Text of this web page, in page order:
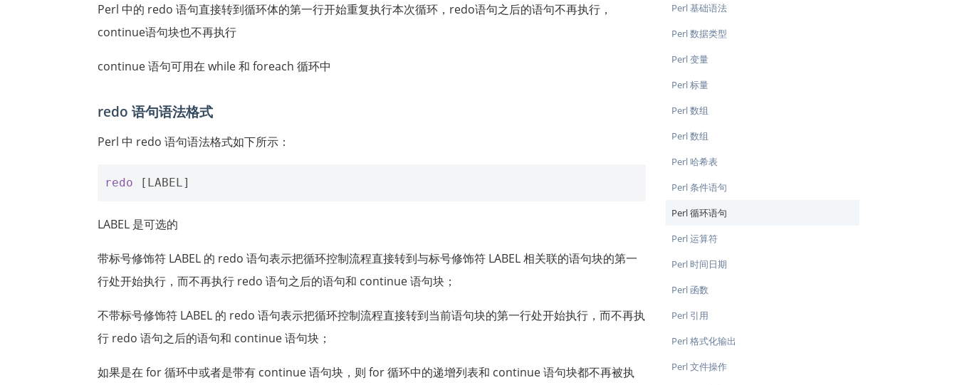
Perl 中的 redo 语句直接转到循环体的第一行开始重复执行本次循环，redo语句之后的语句不再执行，
continue语句块也不再执行
continue 语句可用在 while 和 foreach 循环中
redo 语句语法格式
Perl 中 redo 语句语法格式如下所示：
redo [ LABEL ]
LABEL 是可选的
带标号修饰符 LABEL 的 redo 语句表示把循环控制流程直接转到与标号修饰符 LABEL 相关联的语句块的第一
行处开始执行，而不再执行 redo 语句之后的语句和 continue 语句块；
不带标号修饰符 LABEL 的 redo 语句表示把循环控制流程直接转到当前语句块的第一行处开始执行，而不再执
行 redo 语句之后的语句和 continue 语句块；
如果是在 for 循环中或者是带有 continue 语句块，则 for 循环中的递增列表和 continue 语句块都不再被执
Perl 基础语法
Perl 数据类型
Perl 变量
Perl 标量
Perl 数组
Perl 数组
Perl 哈希表
Perl 条件语句
Perl 循环语句
Perl 运算符
Perl 时间日期
Perl 函数
Perl 引用
Perl 格式化输出
Perl 文件操作